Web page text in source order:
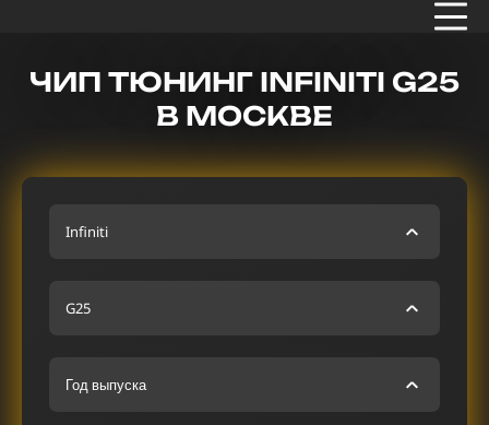
ЧИП ТЮНИНГ INFINITI G25
В МОСКВЕ
Infiniti
G25
Год выпуска